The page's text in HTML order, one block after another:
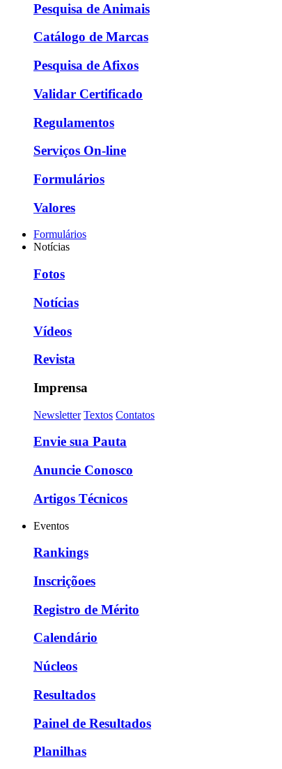
Pesquisa de Animais
Catálogo de Marcas
Pesquisa de Afixos
Validar Certificado
Regulamentos
Serviços On-line
Formulários
Valores
Formulários
Notícias
Fotos
Notícias
Vídeos
Revista
Imprensa
Newsletter Textos Contatos
Envie sua Pauta
Anuncie Conosco
Artigos Técnicos
Eventos
Rankings
Inscriçõoes
Registro de Mérito
Calendário
Núcleos
Resultados
Painel de Resultados
Planilhas